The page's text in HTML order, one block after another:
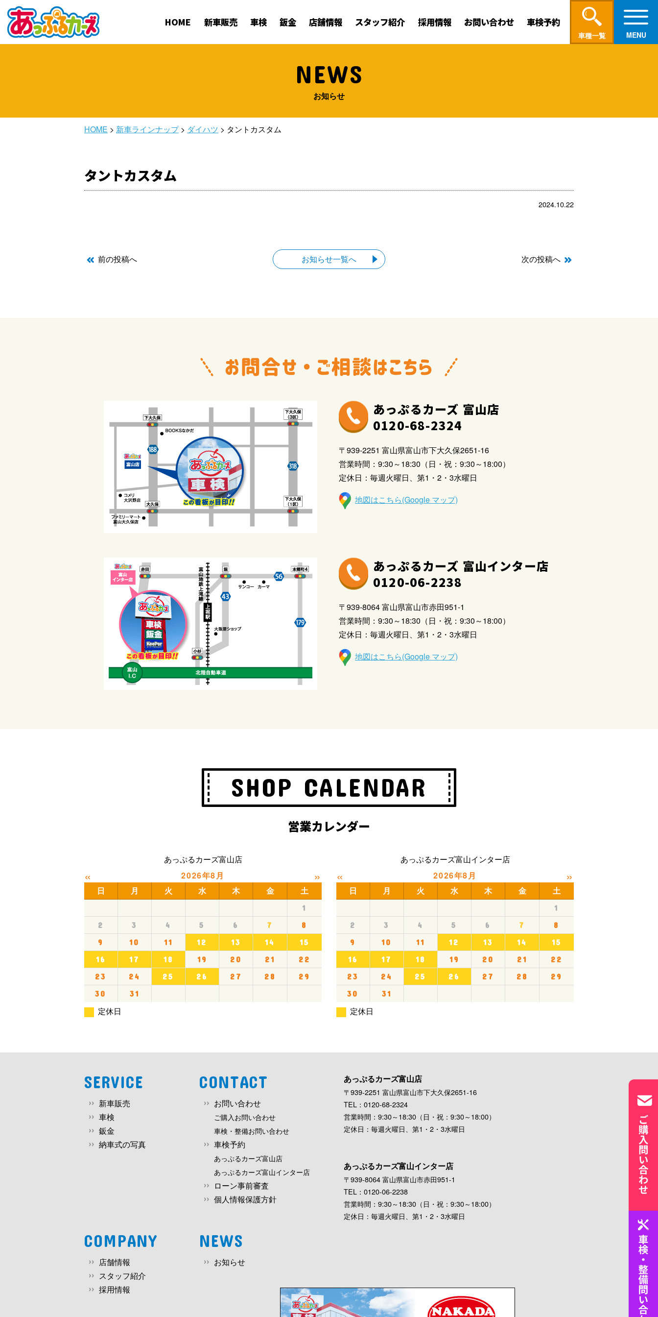
HOME 新車販売 車検 鈑金 店舗情報 スタッフ紹介 採用情報 お問い合わせ 車検予約
車種一覧
NEWS
お知らせ
HOME > 新車ラインナップ> ダイハツ > タントカスタム
タントカスタム
2024.10.22
前の投稿へ お知らせ一覧へ 次の投稿へ
あっぷるカーズ 富山店
0120-68-2324
〒939-2251 富山県富山市下大久保2651-16
営業時間：9:30～18:30（日・祝：9:30～18:00）
定休日：毎週火曜日、第1・2・3水曜日
地図はこちら(Google マップ)
あっぷるカーズ 富山インター店
0120-06-2238
〒939-8064 富山県富山市赤田951-1
営業時間：9:30～18:30（日・祝：9:30～18:00）
定休日：毎週火曜日、第1・2・3水曜日
地図はこちら(Google マップ)
SHOP CALENDAR
営業カレンダー
あっぷるカーズ富山店
« 2026年8月 »
日 月 火 水 木 金 土
1
2
3 4 5 6 7
8
9
10 11 12 13 14
15
16
17 18 19 20 21
22
23
24 25 26 27 28
29
30
31
定休日
あっぷるカーズ富山インター店
« 2026年8月 »
日 月 火 水 木 金 土
1
2
3 4 5 6 7
8
9
10 11 12 13 14
15
16
17 18 19 20 21
22
23
24 25 26 27 28
29
30
31
定休日
SERVICE
新車販売
車検
鈑金
納車式の写真
COMPANY
店舗情報
スタッフ紹介
採用情報
CONTACT
お問い合わせ
ご購入お問い合わせ
車検・整備お問い合わせ
車検予約
あっぷるカーズ富山店
あっぷるカーズ富山インター店
ローン事前審査
個人情報保護方針
NEWS
お知らせ
あっぷるカーズ富山店
〒939-2251 富山県富山市下大久保2651-16
TEL：0120-68-2324
営業時間：9:30～18:30（日・祝：9:30～18:00）
定休日：毎週火曜日、第1・2・3水曜日
あっぷるカーズ富山インター店
〒939-8064 富山県富山市赤田951-1
TEL：0120-06-2238
営業時間：9:30～18:30（日・祝：9:30～18:00）
定休日：毎週火曜日、第1・2・3水曜日